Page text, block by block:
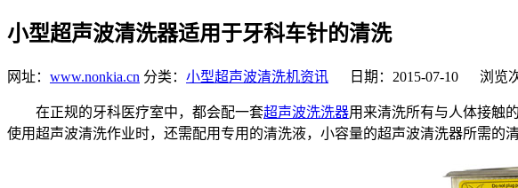
小型超声波清洗器适用于牙科车针的清洗
网址： www.nonkia.cn 分类： 小型超声波清洗机资讯 日期：2015-07-10 浏览次
在正规的牙科医疗室中，都会配一套超声波洗洗器用来清洗所有与人体接触
使用超声波清洗作业时，还需配用专用的清洗液，小容量的超声波清洗器所需的